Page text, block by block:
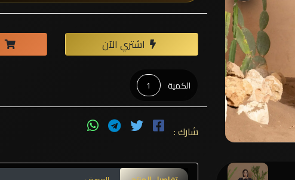
اشتري الآن
الكمية
شارك :